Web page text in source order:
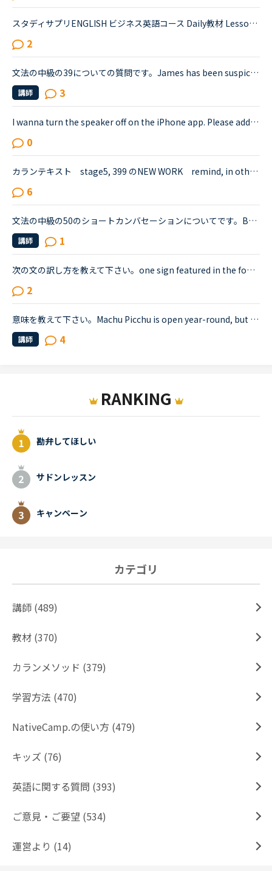
スタディサプリENGLISH ビジネス英語コース Daily教材 Lesson 8 の中に、Your colleague says they're relieved they could finish a difficult job. Tell them they'll succeed in any job in any field.Your c...
2
文法の中級の39についての質問です。James has been suspicious about Andrew's strange behavior lately.James「 Frankly, I don't know why you are still going to that farm. You were only going there for ...
講師 3
I wanna turn the speaker off on the iPhone app. Please add a function to kill the speaker on the app.Very loud voice of tutors is coming from the speaker while tutors can not be hearing voice of us...
0
カランテキスト stage5, 399 のNEW WORK remind, in other words, memberの解説文 下記のお尋ねです。The difference between the words &quot;remember&quot; and &quot;remind&quot; is that we remember som...
6
文法の中級の50のショートカンバセーションについてです。Benjamin's son called him at his law firm while he was busy having a meeting. Benjamin &quot;What did my son say?&quot; Secretary &quot;He sai...
講師 1
次の文の訳し方を教えて下さい。one sign featured in the footage read.デイリーニュース <a href="https://nativecamp.net/textbook/page-detail/2/13004The" target="_blank">https://nativecamp.net/textbook/page-detail/2/13004The</a> Weather Channel's Instagram page posted a clip detailing t...
2
意味を教えて下さい。Machu Picchu is open year-round, but October to April is the rainy season, and therefore has the fewest visitors. The inconvenience of rain is offset by the lack of tourists, an...
講師 4
RANKING
勘弁してほしい
サドンレッスン
キャンペーン
カテゴリ
講師 (489)
教材 (370)
カランメソッド (379)
学習方法 (470)
NativeCamp.の使い方 (479)
キッズ (76)
英語に関する質問 (393)
ご意見・ご要望 (534)
運営より (14)